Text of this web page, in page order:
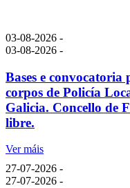
03-08-2026 -
03-08-2026 -
Bases e convocatoria
corpos de Policía
Galicia. Concello de
libre.
Ver máis
27-07-2026 -
27-07-2026 -